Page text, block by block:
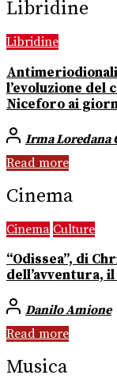
Libridine
Libridine
l’evoluzione del
Niceforo ai
Irma Loredana
Read more
Cinema
Cinema Culture
“Odissea”, di
dell’avventura,
Danilo Amione
Read more
Musica